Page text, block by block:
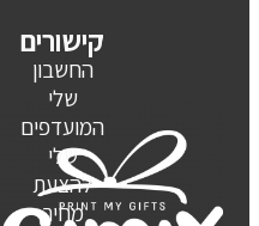
קישורים
החשבון
שלי
המועדפים
שלי
להצעת
מחיר